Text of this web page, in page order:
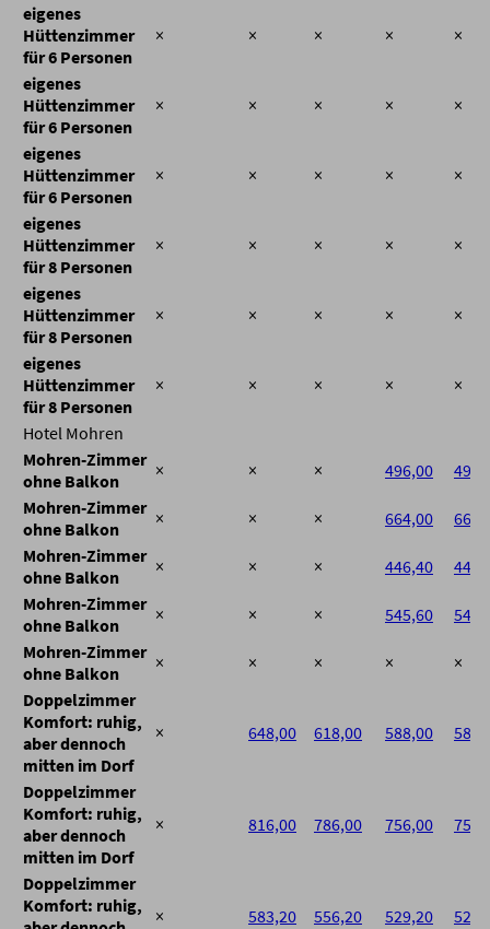
eigenes
Hüttenzimmer
für 6 Personen
× × × × ×
eigenes
Hüttenzimmer
für 6 Personen
× × × × ×
eigenes
Hüttenzimmer
für 6 Personen
× × × × ×
eigenes
Hüttenzimmer
für 8 Personen
× × × × ×
eigenes
Hüttenzimmer
für 8 Personen
× × × × ×
eigenes
Hüttenzimmer
für 8 Personen
× × × × ×
Hotel Mohren
Mohren-Zimmer
ohne Balkon
× × × 496,00
Mohren-Zimmer
ohne Balkon
× × × 664,00
Mohren-Zimmer
ohne Balkon
× × × 446,40
Mohren-Zimmer
ohne Balkon
× × × 545,60
Mohren-Zimmer
ohne Balkon
× × × ×
×
Doppelzimmer
Komfort: ruhig,
aber dennoch
mitten im Dorf
× 648,00 618,00 588,00
Doppelzimmer
Komfort: ruhig,
aber dennoch
mitten im Dorf
× 816,00 786,00 756,00
Doppelzimmer
Komfort: ruhig,
× 583,20 556,20 529,20